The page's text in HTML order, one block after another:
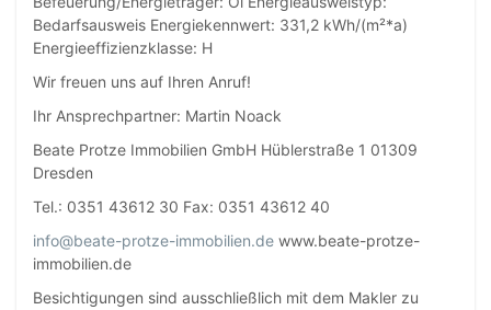
Bedarfsausweis Energiekennwert: 331,2 kWh/(m²*a)
Energieeffizienzklasse: H
Wir freuen uns auf Ihren Anruf!
Ihr Ansprechpartner: Martin Noack
Beate Protze Immobilien GmbH Hüblerstraße 1 01309
Dresden
Tel.: 0351 43612 30 Fax: 0351 43612 40
info@beate-protze-immobilien.de www.beate-protze-
immobilien.de
Besichtigungen sind ausschließlich mit dem Makler zu